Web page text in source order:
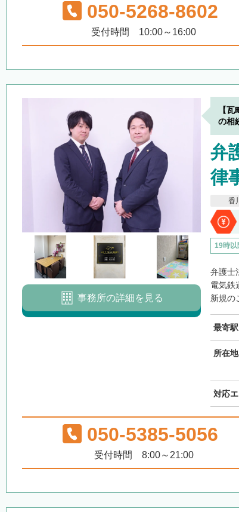
050-5268-8602
受付時間 10:00～16:00
【
の相
弁
律
香
19時以
弁護士
電気鉄
新規の
最寄駅
所在地
対応
事務所の詳細を見る
050-5385-5056
受付時間 8:00～21:00